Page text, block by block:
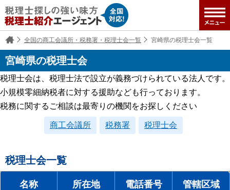
全国の商工会議所・税務署・税理士会一覧 宮崎県の税理士会一覧
宮崎県の税理士会
税理士会は、税理士法で設立が義務づけられている法人です。
小規模零細納税者に対する援助なども行っております。
税務に関するご相談は最寄りの機関をお探しください
商工会議所 税務署 税理士会
税理士会一覧
名称 所在地 電話番号 管轄区域